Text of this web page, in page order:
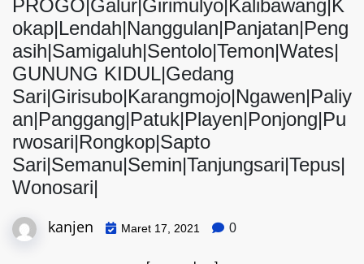
PROGO|Galur|Girimulyo|Kalibawang|K
okap|Lendah|Nanggulan|Panjatan|Peng
asih|Samigaluh|Sentolo|Temon|Wates|
GUNUNG KIDUL|Gedang
Sari|Girisubo|Karangmojo|Ngawen|Paliy
an|Panggang|Patuk|Playen|Ponjong|Pu
rwosari|Rongkop|Sapto
Sari|Semanu|Semin|Tanjungsari|Tepus|
Wonosari|
kanjen Maret 17, 2021 0